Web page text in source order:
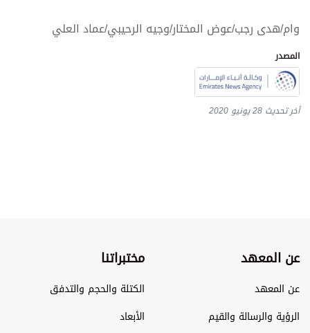
وام/هدى رجب/عوض المختار/وجيه الرحيبي/عماد العلي
المصدر
أخر تحديث 28 يونيو 2020
عن المعهد
عن المعهد
الرؤية والرسالة والقيم
مختبراتنا
الكتلة والحجم والتدفق
الأبعاد